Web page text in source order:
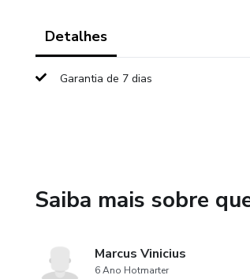
Detalhes
Garantia de 7 dias
Saiba mais sobre
Marcus Vinicius
6 Ano Hotmarter